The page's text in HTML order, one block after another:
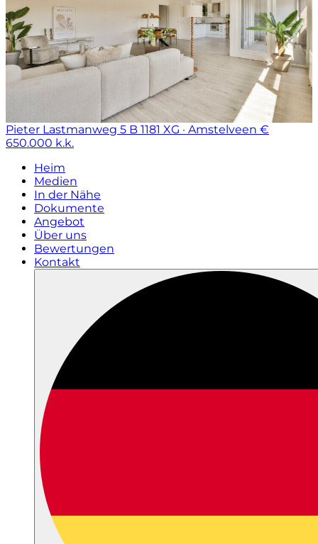
Pieter Lastmanweg 5 B 1181 XG · Amstelveen €
650.000 k.k.
Heim
Medien
In der Nähe
Dokumente
Angebot
Über uns
Bewertungen
Kontakt